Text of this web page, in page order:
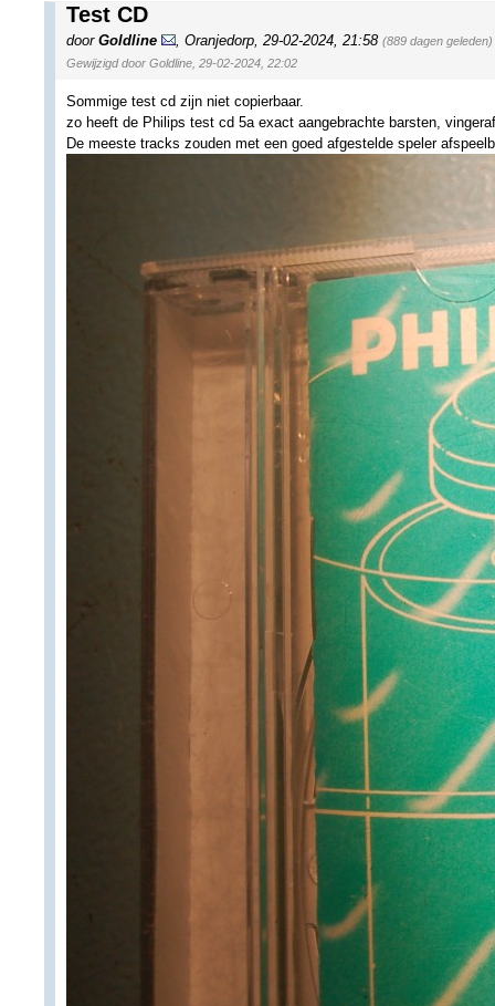
Test CD
door Goldline , Oranjedorp, 29-02-2024, 21:58 (889 dagen geleden)
Gewijzigd door Goldline, 29-02-2024, 22:02
Sommige test cd zijn niet copierbaar.
zo heeft de Philips test cd 5a exact aangebrachte barsten,
De meeste tracks zouden met een goed afgestelde speler